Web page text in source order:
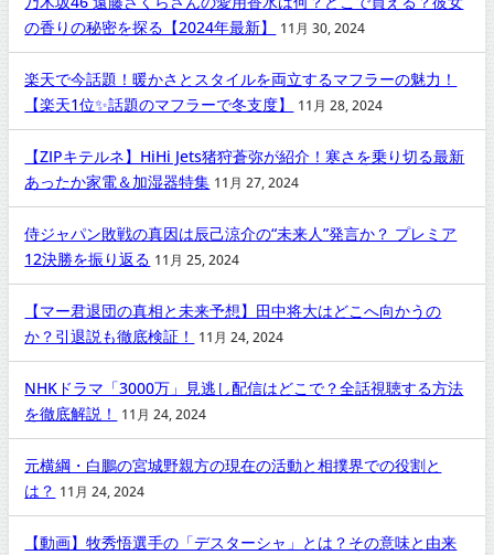
の香りの秘密を探る【2024年最新】
11月 30, 2024
楽天で今話題！暖かさとスタイルを両立するマフラーの魅力！
【楽天1位✨話題のマフラーで冬支度】
11月 28, 2024
【ZIPキテルネ】HiHi Jets猪狩蒼弥が紹介！寒さを乗り切る最新
あったか家電＆加湿器特集 11月 27, 2024
侍ジャパン敗戦の真因は辰己涼介の“未来人”発言か？ プレミア
12決勝を振り返る 11月 25, 2024
【マー君退団の真相と未来予想】田中将大はどこへ向かうの
か？引退説も徹底検証！
11月 24, 2024
NHKドラマ「3000万」見逃し配信はどこで？全話視聴する方法
を徹底解説！
11月 24, 2024
元横綱・白鵬の宮城野親方の現在の活動と相撲界での役割と
は？ 11月 24, 2024
【動画】牧秀悟選手の「デスターシャ」とは？その意味と由来